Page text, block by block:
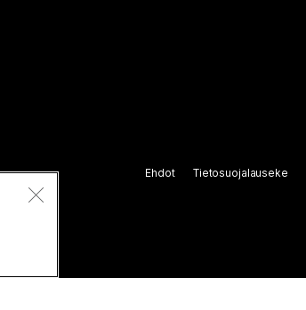
Ehdot Tietosuojalauseke